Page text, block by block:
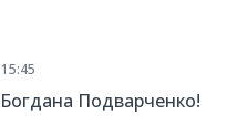
Подварченко!